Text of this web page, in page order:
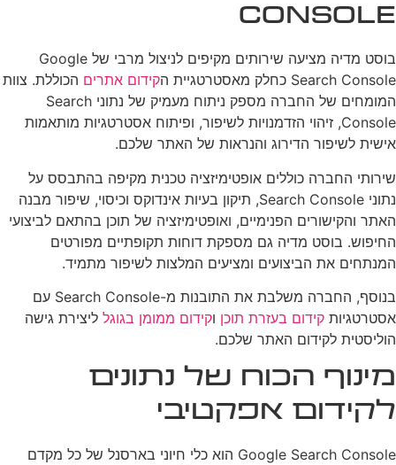
Console
בוסט מדיה מציעה שירותים מקיפים לניצול מרבי של Google
Search Console כחלק מאסטרטגיית ה
קידום אתרים הכוללת. צוות
המומחים של החברה מספק ניתוח מעמיק של נתוני Search
Console, זיהוי הזדמנויות לשיפור, ופיתוח אסטרטגיות מותאמות
אישית לשיפור הדירוג והנראות של האתר שלכם.
שירותי החברה כוללים אופטימיזציה טכנית מקיפה בהתבסס על
נתוני Search Console, תיקון בעיות אינדוקס וכיסוי, שיפור מבנה
האתר והקישורים הפנימיים, ואופטימיזציה של תוכן בהתאם לביצועי
החיפוש. בוסט מדיה גם מספקת דוחות תקופתיים מפורטים
המנתחים את הביצועים ומציעים המלצות לשיפור מתמיד.
בנוסף, החברה משלבת את התובנות מ-Search Console עם
אסטרטגיות קידום בעזרת תוכן וקידום ממומן בגוגל ליצירת גישה
הוליסטית לקידום האתר שלכם.
מינוף הכוח של נתונים
לקידום אפקטיבי
Google Search Console הוא כלי חיוני בארסנל של כל מקדם